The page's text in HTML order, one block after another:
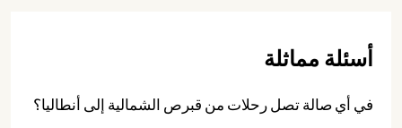
أسئلة مماثلة
في أي صالة تصل رحلات من قبرص الشمالية إلى أنطاليا؟